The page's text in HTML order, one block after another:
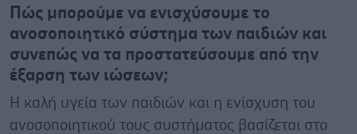
Πώς μπορούμε να ενισχύσουμε το
ανοσοποιητικό σύστημα των παιδιών και
συνεπώς να τα προστατεύσουμε από την
έξαρση των ιώσεων;
Η καλή υγεία των παιδιών και η ενίσχυση του
ανοσοποιητικού τους συστήματος βασίζεται στο